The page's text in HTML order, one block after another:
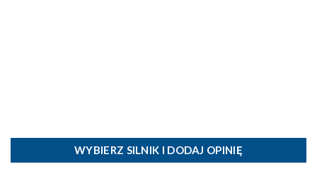
WYBIERZ SILNIK I DODAJ OPINIĘ